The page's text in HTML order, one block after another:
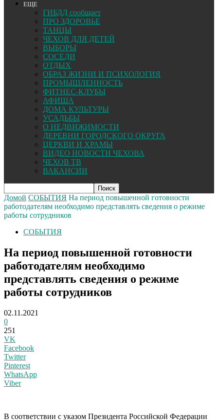
ЕЩЕ
ГИБДД сообщает
ПРО ЗДОРОВЬЕ
ТАНЦЫ
ЧЕХОВ ДЛЯ ДЕТЕЙ
ВЫБОРЫ
СОСЕДИ
ОТДЫХ
ОБРАЗ ЖИЗНИ И ПСИХОЛОГИЯ
ПРОМЫШЛЕННОСТЬ
ФИТНЕС-КЛУБЫ
АФИША
ДОМА КУЛЬТУРЫ
УСАДЬБЫ
О НЕДВИЖИМОСТИ
ДЕРЕВНИ ГОРОДСКОГО ОКРУГА
ЦЕРКВИ И ХРАМЫ
ВИДЕО НОВОСТИ ЧЕХОВА
ЧЕХОВ ТВ
ВАКАНСИИ
Домой СОБЫТИЯ На период повышенной готовности
работодателям необходимо представлять сведения о режиме
работы сотрудников
СОБЫТИЯ
На период повышенной готовности
работодателям необходимо
представлять сведения о режиме
работы сотрудников
02.11.2021
0
251
VK
Facebook
Twitter
Pinterest
WhatsApp
Viber
В соответствии с указом Президента Российской Федерации